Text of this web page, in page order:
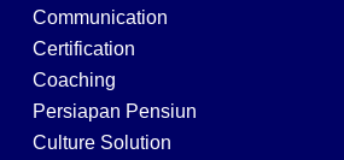
Communication
Certification
Coaching
Persiapan Pensiun
Culture Solution